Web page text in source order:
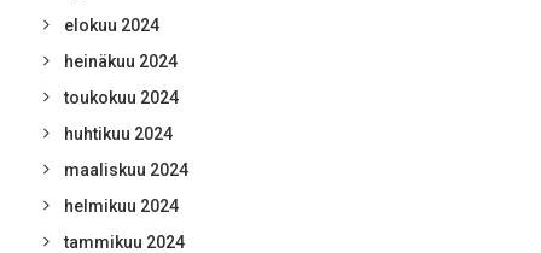
elokuu 2024
heinäkuu 2024
toukokuu 2024
huhtikuu 2024
maaliskuu 2024
helmikuu 2024
tammikuu 2024